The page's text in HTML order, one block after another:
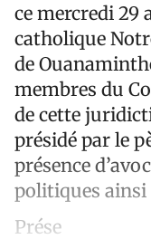
ce mercredi 29
catholique
de
membres du
de cette
présidé par le
présence
politiques ainsi
Prése